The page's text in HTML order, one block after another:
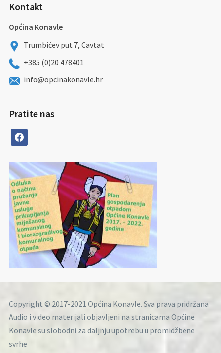
Kontakt
Općina Konavle
Trumbićev put 7, Cavtat
+385 (0)20 478401
info@opcinakonavle.hr
Pratite nas
facebook
Copyright © 2017-2021 Općina Konavle. Sva prava pridržana
Audio i video materijali objavljeni na stranicama Općine
Konavle su slobodni za daljnju upotrebu u promidžbene
svrhe